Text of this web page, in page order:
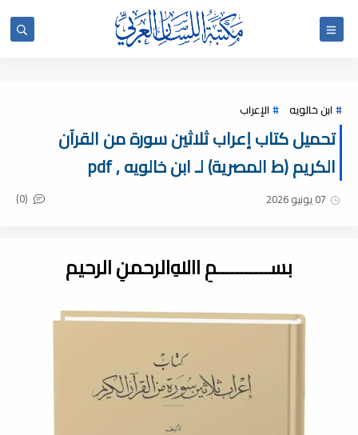
ابن خالويه الإعراب
تحميل كتاب إعراب ثلاثين سورة من القرآن
الكريم (ط المصرية) لـ ابن خالويه , pdf
07 يونيو 2026 (0)
بســـــــــــمِ اﷲِالرحمنِ الرحيم